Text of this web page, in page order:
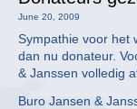
June 20, 2009
Sympathie voor het
dan nu donateur.
& Janssen volledig
Buro Jansen &